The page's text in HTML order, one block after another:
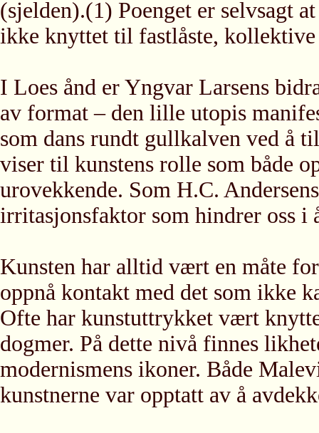
(sjelden).(1) Poenget er selvsagt
ikke knyttet til fastlåste,
I Loes ånd er Yngvar Larsens
av format – den lille utopis
som dans rundt gullkalven ved å
viser til kunstens rolle som både
urovekkende. Som H.C.
irritasjonsfaktor som hindrer oss i
Kunsten har alltid vært en måte
oppnå kontakt med det som ikke
Ofte har kunstuttrykket vært
dogmer. På dette nivå finnes
modernismens ikoner. Både
kunstnerne var opptatt av å